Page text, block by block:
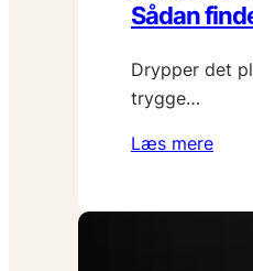
Sådan
Drypper det
trygge…
Læs mere